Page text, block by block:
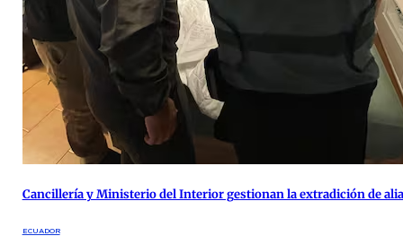
Cancillería y Ministerio del Interior gestionan la extradición de
ECUADOR